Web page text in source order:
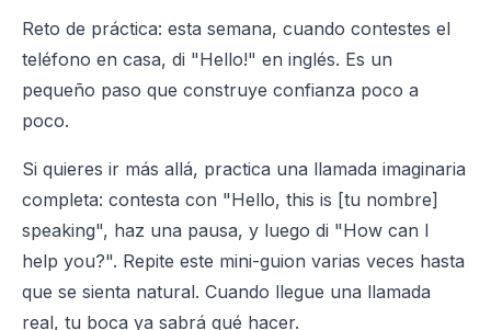
Reto de práctica: esta semana, cuando contestes el
teléfono en casa, di "Hello!" en inglés. Es un
pequeño paso que construye confianza poco a
poco.
Si quieres ir más allá, practica una llamada imaginaria
completa: contesta con "Hello, this is [tu nombre]
speaking", haz una pausa, y luego di "How can I
help you?". Repite este mini-guion varias veces hasta
que se sienta natural. Cuando llegue una llamada
real, tu boca ya sabrá qué hacer.